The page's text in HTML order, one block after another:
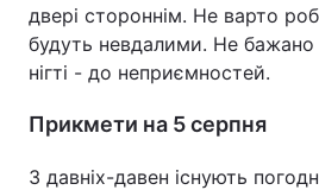
двері стороннім. Не варто
будуть невдалими. Не бажано
нігті - до неприємностей.
Прикмети на 5 серпня
З давніх-давен існують